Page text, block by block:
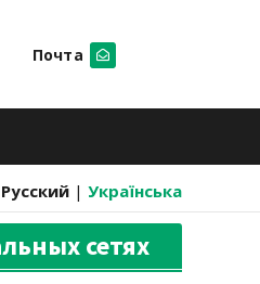
Почта
Русский | Українська
сетях